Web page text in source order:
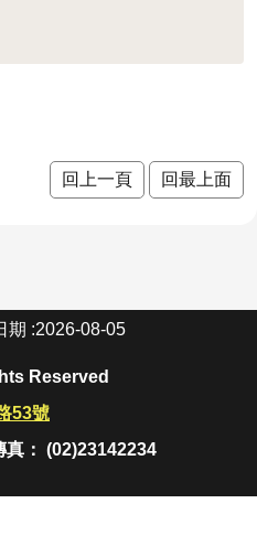
回上一頁 回最上面
期 2026-08-05
Reserved
53號
真： (02)23142234